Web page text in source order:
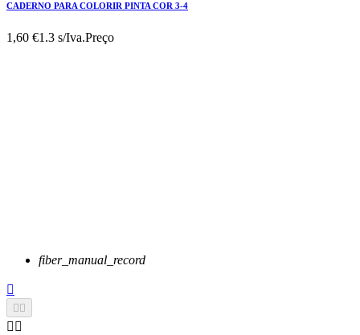
CADERNO PARA COLORIR PINTA COR 3-4
1,60 €1.3 s/Iva.Preço
fiber_manual_record

 
 